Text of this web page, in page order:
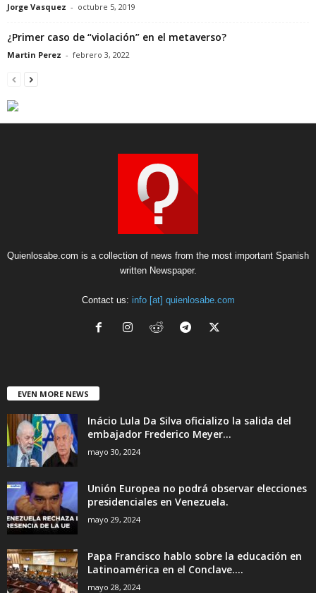
Jorge Vasquez - octubre 5, 2019
¿Primer caso de “violación” en el metaverso?
Martin Perez - febrero 3, 2022
Quienlosabe.com is a collection of news from the most important Spanish
written Newspaper.
Contact us: info [at] quienlosabe.com
EVEN MORE NEWS
Inácio Lula Da Silva oficializo la salida del
embajador Frederico Meyer...
mayo 30, 2024
Unión Europea no podrá observar elecciones
presidenciales en Venezuela.
mayo 29, 2024
Papa Francisco hablo sobre la educación en
Latinoamérica en el Conclave....
mayo 28, 2024